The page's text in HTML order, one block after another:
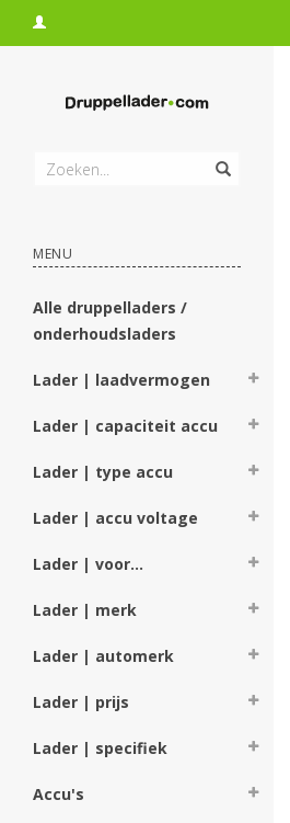
MENU
Alle druppelladers /
onderhoudsladers
Lader | laadvermogen
Lader | capaciteit accu
Lader | type accu
Lader | accu voltage
Lader | voor...
Lader | merk
Lader | automerk
Lader | prijs
Lader | specifiek
Accu's